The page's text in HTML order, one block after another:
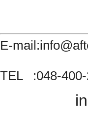
E-
TEL :048-400-